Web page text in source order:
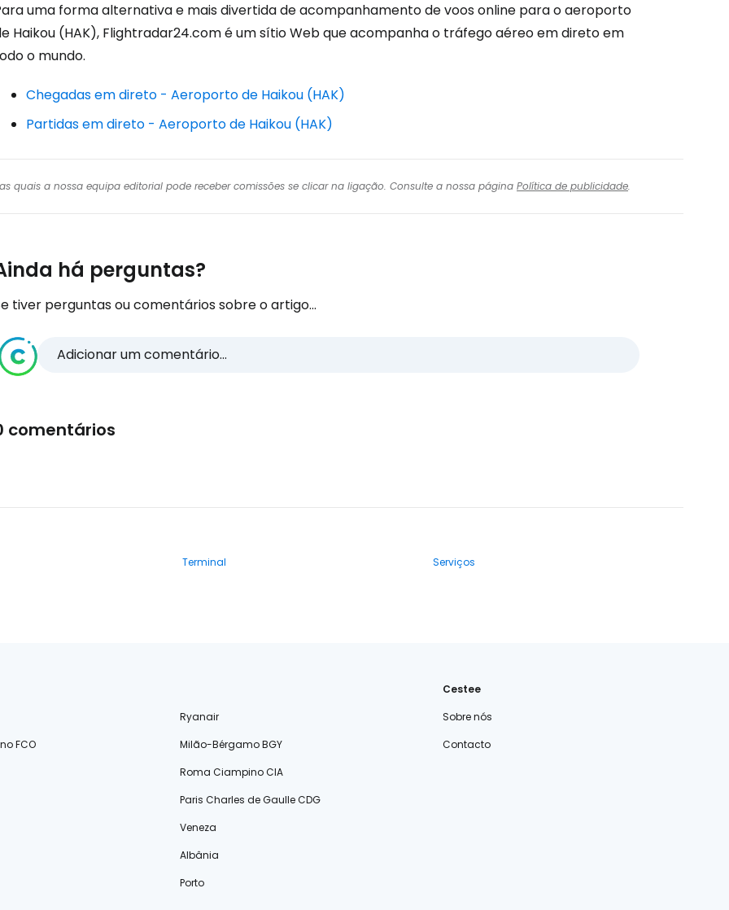
uma forma alternativa e mais divertida de acompanhamento de voos online para o aeroporto
Haikou (HAK), Flightradar24.com é um sítio Web que acompanha o tráfego aéreo em direto em
o mundo.
Chegadas em direto - Aeroporto de Haikou (HAK)
Partidas em direto - Aeroporto de Haikou (HAK)
quais a nossa equipa editorial pode receber comissões se clicar na ligação. Consulte a nossa página Política de publicidade.
há perguntas?
tiver perguntas ou comentários sobre o artigo...
Adicionar um comentário...
comentários
Terminal Serviços
Ryanair
FCO
Milão-Bérgamo BGY
Roma Ciampino CIA
Paris Charles de Gaulle CDG
Veneza
Albânia
Porto
Cestee
Sobre nós
Contacto